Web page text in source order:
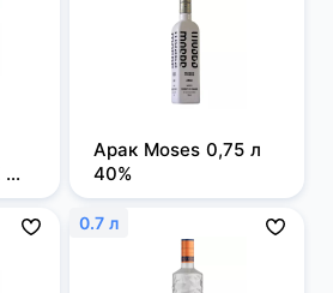
Арак Moses 0,75 л
40%
0.7 л